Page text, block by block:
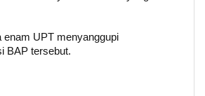
enam UPT menyanggupi
BAP tersebut.